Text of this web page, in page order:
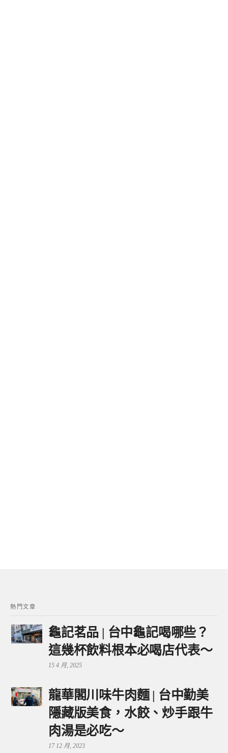
熱門文章
龜記茗品 | 台中龜記喝哪些？
這幾杯飲料根本必喝店代表～
15 4 月, 2025
龍華閣川味牛肉麵 | 台中勤美
隱藏版美食，水餃、炒手跟牛
肉湯是必吃～
17 12 月, 2023